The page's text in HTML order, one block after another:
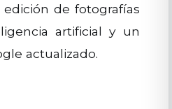
de fotografías
artificial y un
actualizado.